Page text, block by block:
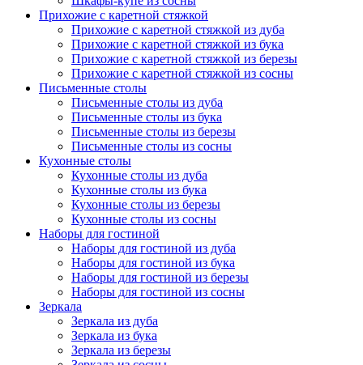
Прихожие с каретной стяжкой
Прихожие с каретной стяжкой из дуба
Прихожие с каретной стяжкой из бука
Прихожие с каретной стяжкой из березы
Прихожие с каретной стяжкой из сосны
Письменные столы
Письменные столы из дуба
Письменные столы из бука
Письменные столы из березы
Письменные столы из сосны
Кухонные столы
Кухонные столы из дуба
Кухонные столы из бука
Кухонные столы из березы
Кухонные столы из сосны
Наборы для гостиной
Наборы для гостиной из дуба
Наборы для гостиной из бука
Наборы для гостиной из березы
Наборы для гостиной из сосны
Зеркала
Зеркала из дуба
Зеркала из бука
Зеркала из березы